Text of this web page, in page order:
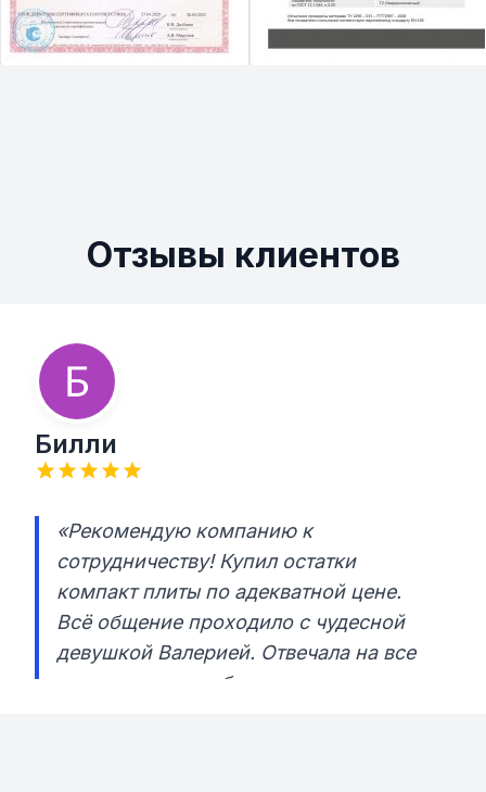
Отзывы клиентов
Билли
«Рекомендую компанию к
сотрудничеству! Купил остатки
компакт плиты по адекватной цене.
Всё общение проходило с чудесной
девушкой Валерией. Отвечала на все
вопросы и способствовала